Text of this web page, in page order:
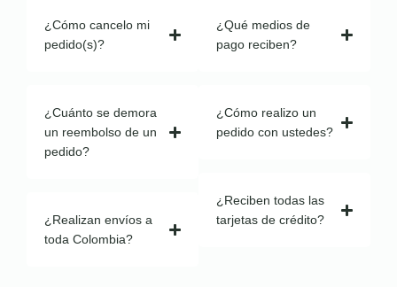
¿Cómo cancelo mi
pedido(s)?
¿Cuánto se demora
un reembolso de un
pedido?
¿Realizan envíos a
toda Colombia?
¿Qué medios de
pago reciben?
¿Cómo realizo un
pedido con ustedes?
¿Reciben todas las
tarjetas de crédito?